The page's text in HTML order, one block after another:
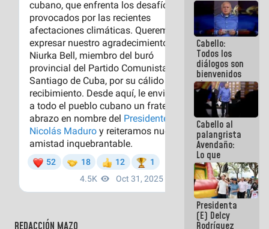
junto a
gobernadores
planes de
recuperación
del Sistema
Eléctrico
Nacional
Cabello:
Todos los
diálogos son
bienvenidos
siempre que
estén en el
marco de la
Constitución
de la
República
Cabello al
palangrista
Avendaño:
Lo que
vayas a
escribir
hazlo hoy
por que no
sabemos si
la semana
Presidenta
(E) Delcy
Rodríguez